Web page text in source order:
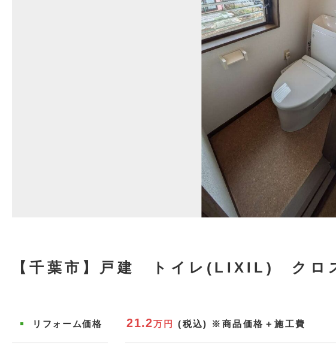
【千葉市】戸建 トイレ(LIXIL) クロ
リフォーム価格 21.2万円 (税込) ※商品価格＋施工費